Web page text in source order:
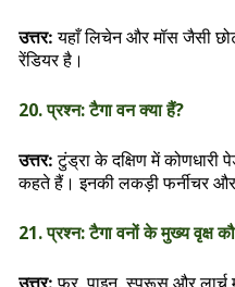
उत्तर: यहाँ लिचेन और मॉस जैसी
रेंडियर है।
20. प्रश्न: टैगा वन क्या हैं?
उत्तर:टुंड्रा के दक्षिण में कोणधारी
कहते हैं। इनकी लकड़ी फर्नीचर और
21. प्रश्न: टैगा वनों के मुख्य वृक्ष
उत्तर: